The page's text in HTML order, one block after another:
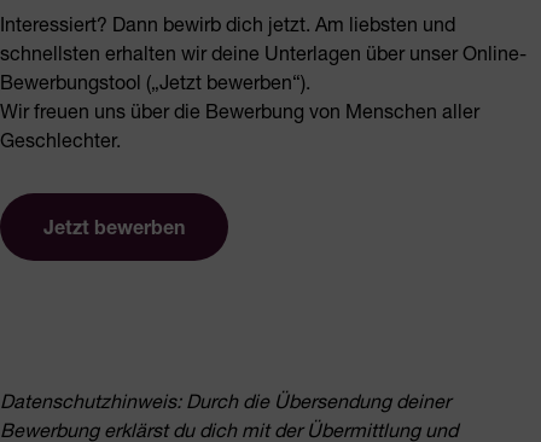
Interessiert? Dann bewirb dich jetzt. Am liebsten und
schnellsten erhalten wir deine Unterlagen über unser Online-
Bewerbungstool („Jetzt bewerben“).
Wir freuen uns über die Bewerbung von Menschen aller
Geschlechter.
Jetzt bewerben
Datenschutzhinweis: Durch die Übersendung deiner
Bewerbung erklärst du dich mit der Übermittlung und